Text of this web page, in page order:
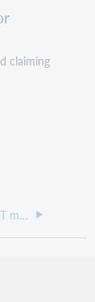
claiming
Configure EDIFACT messages for EBSCO